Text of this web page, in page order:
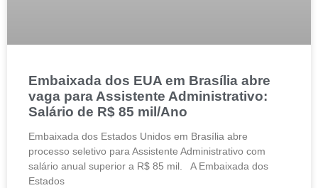
Embaixada dos EUA em Brasília abre
vaga para Assistente Administrativo:
Salário de R$ 85 mil/Ano
Embaixada dos Estados Unidos em Brasília abre
processo seletivo para Assistente Administrativo com
salário anual superior a R$ 85 mil. A Embaixada dos
Estados